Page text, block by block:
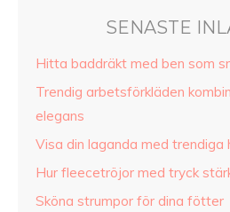
SENASTE
Hitta baddräkt med ben som
Trendig arbetsförkläden
elegans
Visa din laganda med trendiga
Hur fleecetröjor med tryck
Sköna strumpor för dina fötter